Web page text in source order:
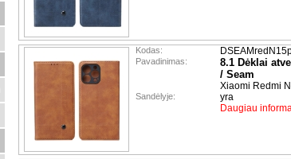
Kodas:
Pavadinimas:
8.1 Dėklai
/ Seam
Xiaomi Redmi
Sandėlyje:
yra
Daugiau